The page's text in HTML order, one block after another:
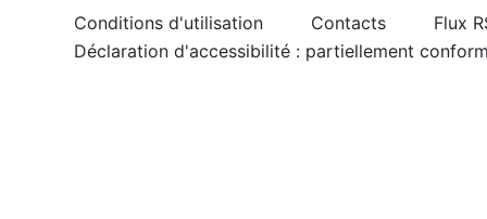
Conditions d'utilisation Contacts
Flux
Déclaration d'accessibilité : partiellement